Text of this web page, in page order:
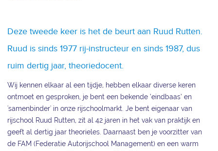
Deze tweede keer is het de beurt aan Ruud Rutten.
Ruud is sinds 1977 rij-instructeur en sinds 1987, dus
ruim dertig jaar, theoriedocent.
Wij kennen elkaar al een tijdje, hebben elkaar diverse keren
ontmoet en gesproken, je bent een bekende ‘eindbaas’ en
'samenbinder' in onze rijschoolmarkt. Je bent eigenaar van
rijschool Ruud Rutten, zit al 42 jaren in het vak van praktijk en
geeft al dertig jaar theorieles. Daarnaast ben je voorzitter van
de FAM (Federatie Autorijschool Management) en een warm